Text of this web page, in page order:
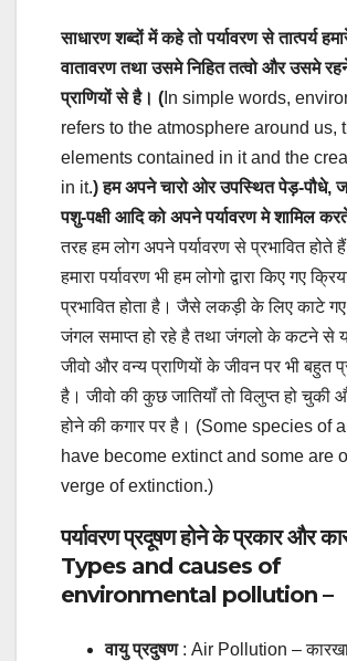
साधारण शब्दों में कहे तो पर्यावरण से तात्पर्य
वातावरण तथा उसमे निहित तत्वो और उसमे
प्राणियों से है। ( In simple words,
refers to the atmosphere around us,
elements contained in it and the
in it.) हम अपने चारो ओर उपस्थित पेड़-पौधे,
पशु-पक्षी आदि को अपने पर्यावरण मे शामिल
तरह हम लोग अपने पर्यावरण से प्रभावित होते
हमारा पर्यावरण भी हम लोगो द्वारा किए गए
प्रभावित होता है। जैसे लकड़ी के लिए काटे
जंगल समाप्त हो रहे है तथा जंगलो के कटने से
जीवो और वन्य प्राणियों के जीवन पर भी बहुत
है। जीवो की कुछ जातियॉं तो विलुप्त हो चुकी
होने की कगार पर है। (Some species of
have become extinct and some are
verge of extinction.)
पर्यावरण प्रदूषण होने के प्रकार और
Types and causes of
environmental pollution –
वायु प्रदुषण: Air Pollution –